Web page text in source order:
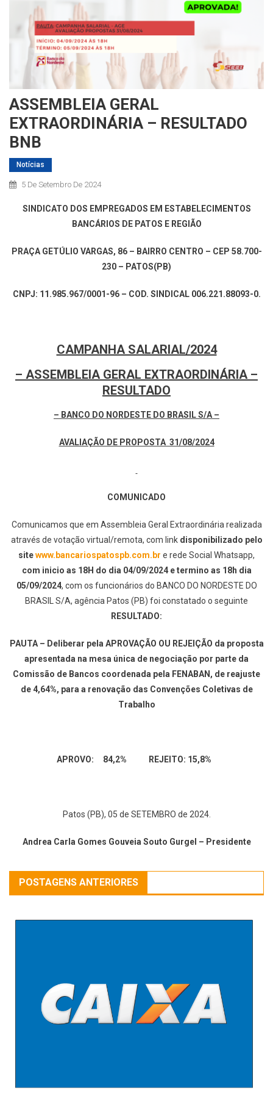
ASSEMBLEIA GERAL
EXTRAORDINÁRIA – RESULTADO
BNB
Notícias
5 De Setembro De 2024
SINDICATO DOS EMPREGADOS EM ESTABELECIMENTOS
BANCÁRIOS DE PATOS E REGIÃO
PRAÇA GETÚLIO VARGAS, 86 – BAIRRO CENTRO – CEP 58.700-
230 – PATOS(PB)
CNPJ: 11.985.967/0001-96 – COD. SINDICAL 006.221.88093-0.
CAMPANHA SALARIAL/2024
– ASSEMBLEIA GERAL EXTRAORDINÁRIA –
RESULTADO
– BANCO DO NORDESTE DO BRASIL S/A –
AVALIAÇÃO DE PROPOSTA 31/08/2024
COMUNICADO
Comunicamos que em Assembleia Geral Extraordinária realizada
através de votação virtual/remota, com linkdisponibilizado pelo
sitewww.bancariospatospb.com.br e rede Social Whatsapp,
com inicio as 18H do dia 04/09/2024 e termino as 18h dia
05/09/2024, com os funcionários do BANCO DO NORDESTE DO
BRASIL S/A, agência Patos (PB) foi constatado o seguinte
RESULTADO:
PAUTA – Deliberar pela APROVAÇÃO OU REJEIÇÃO da proposta
apresentada na mesa única de negociação por parte da
Comissão de Bancos coordenada pela FENABAN, de reajuste
de 4,64%, para a renovação das Convenções Coletivas de
Trabalho
APROVO: 84,2% REJEITO: 15,8%
Patos (PB), 05 de SETEMBRO de 2024.
Andrea Carla Gomes Gouveia Souto Gurgel – Presidente
POSTAGENS ANTERIORES